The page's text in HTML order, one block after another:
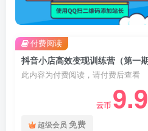
此内容为付费阅读，请付费后查看
云币 9.9
超级会员 免费
付费阅读